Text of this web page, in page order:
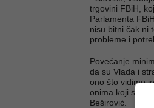
trgovini FBiH,
Parlamenta
nisu bitni čak ni
probleme i
Povećanje
da su Vlada i
ono što vidimo
onima koji su
Beširović.